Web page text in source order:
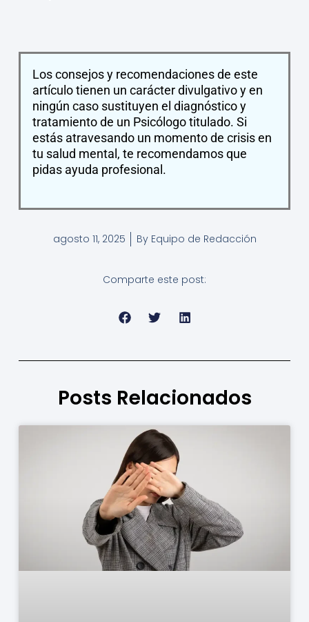
Los consejos y recomendaciones de este
artículo tienen un carácter divulgativo y en
ningún caso sustituyen el diagnóstico y
tratamiento de un Psicólogo titulado. Si
estás atravesando un momento de crisis en
tu salud mental, te recomendamos que
pidas ayuda profesional.
agosto 11, 2025 ByEquipo de Redacción
Comparte este post:
Posts Relacionados